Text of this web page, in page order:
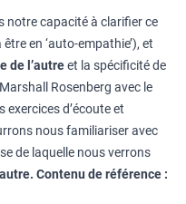
notre capacité à clarifier ce
en ‘auto-empathie’), et
de l’autreet la spécificité de
Rosenberg avec le
exercices d’écoute et
nous familiariser avec
de laquelle nous verrons
Contenu de référence :